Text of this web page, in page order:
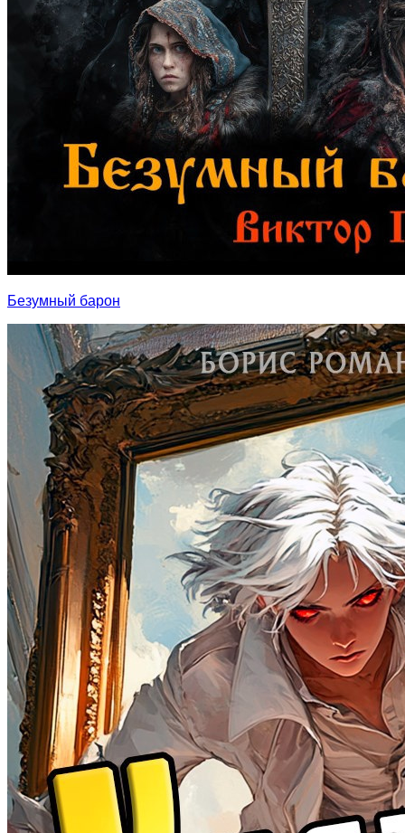
Безумный барон